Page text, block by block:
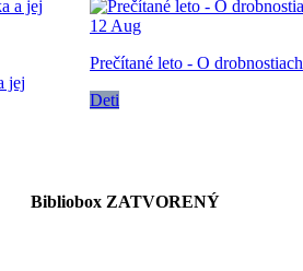
jej
12 Aug
Prečítané leto - O drobnostiach
Deti
Bibliobox ZATVORENÝ